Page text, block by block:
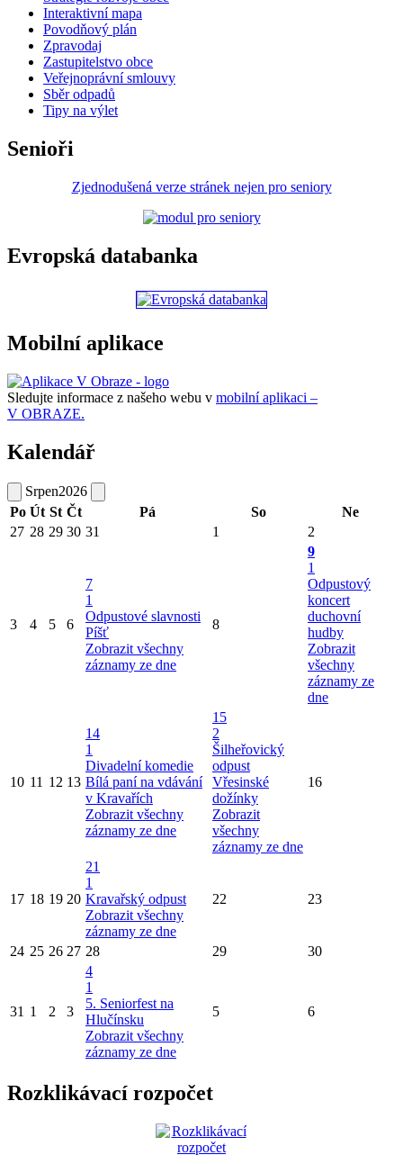
Interaktivní mapa
Povodňový plán
Zpravodaj
Zastupitelstvo obce
Veřejnoprávní smlouvy
Sběr odpadů
Tipy na výlet
Senioři
Zjednodušená verze stránek nejen pro seniory
Evropská databanka
Mobilní aplikace
Sledujte informace z našeho webu v mobilní aplikaci –
V OBRAZE.
Kalendář
Srpen2026
Po Út St Čt Pá So
Ne
27 28 29 30 31 1 2
3 4 5 6
7
1
Odpustové slavnosti
Píšť
Zobrazit všechny
záznamy ze dne
8
9
1
Odpustový
koncert
duchovní
hudby
Zobrazit
všechny
záznamy ze
dne
10 11 12 13
14
1
Divadelní komedie
Bílá paní na vdávání
v Kravařích
Zobrazit všechny
záznamy ze dne
15
2
Šilheřovický
odpust
Vřesinské
dožínky
Zobrazit
všechny
záznamy ze dne
16
17 18 19 20
21
1
Kravařský odpust
Zobrazit všechny
záznamy ze dne
22 23
24 25 26 27 28 29 30
31 1 2 3
4
1
5. Seniorfest na
Hlučínsku
Zobrazit všechny
záznamy ze dne
5 6
Rozklikávací rozpočet